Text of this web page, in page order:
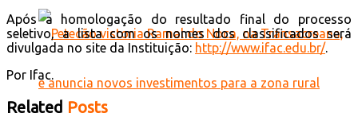
Após a homologação do resultado final do processo
seletivo, a lista com os nomes dos classificados será
divulgada no site da Instituição: http://www.ifac.edu.br/.
Por Ifac.
Related Posts